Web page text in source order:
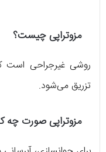
مزوتراپی چیست؟
روشی غیرجراحی است
تزریق می‌شود.
مزوتراپی صورت چه